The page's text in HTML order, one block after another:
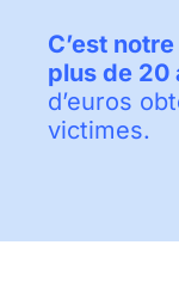
C’est
plus de 20
d’euros
victimes.